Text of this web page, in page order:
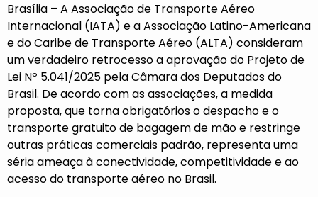
Brasília – A Associação de Transporte Aéreo
Internacional (IATA) e a Associação Latino-Americana
e do Caribe de Transporte Aéreo (ALTA) consideram
um verdadeiro retrocesso a aprovação do Projeto de
Lei Nº 5.041/2025 pela Câmara dos Deputados do
Brasil. De acordo com as associações, a medida
proposta, que torna obrigatórios o despacho e o
transporte gratuito de bagagem de mão e restringe
outras práticas comerciais padrão, representa uma
séria ameaça à conectividade, competitividade e ao
acesso do transporte aéreo no Brasil.